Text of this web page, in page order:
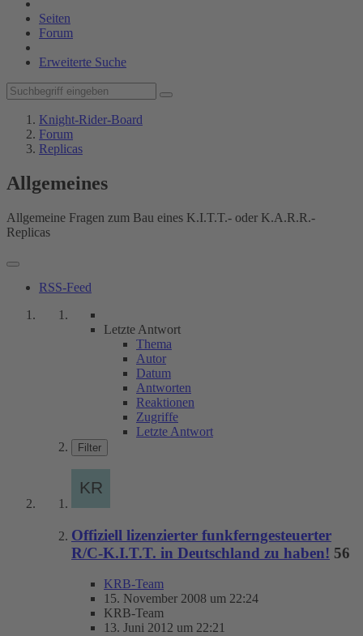
Seiten
Forum
Erweiterte Suche
Knight-Rider-Board
Forum
Replicas
Allgemeines
Allgemeine Fragen zum Bau eines K.I.T.T.- oder K.A.R.R.-
Replicas
RSS-Feed
Letzte Antwort
Thema
Autor
Datum
Antworten
Reaktionen
Zugriffe
Letzte Antwort
Filter
Offiziell lizenzierter funkferngesteuerter
R/C-K.I.T.T. in Deutschland zu haben! 56
KRB-Team
15. November 2008 um 22:24
KRB-Team
13. Juni 2012 um 22:21